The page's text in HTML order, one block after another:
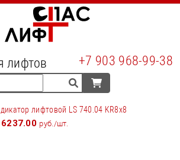
лифтов +7 903 968-99-38
лифтовой LS 740.04 KR8x8
6237.00 руб./шт.